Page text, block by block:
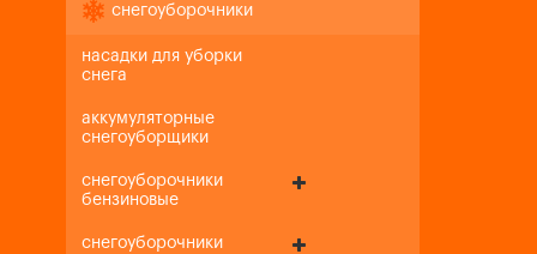
снегоуборочники
насадки для уборки
снега
аккумуляторные
снегоуборщики
снегоуборочники
бензиновые
снегоуборочники